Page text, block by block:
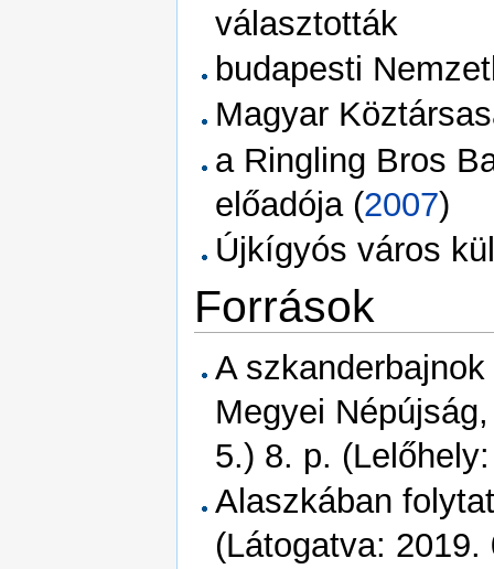
választották
budapesti
Magyar
a Ringling Bros
előadója (2007)
Újkígyós város
Források
A
Megyei
5.) 8. p.
Alaszkában
(Látogatva: 2019.